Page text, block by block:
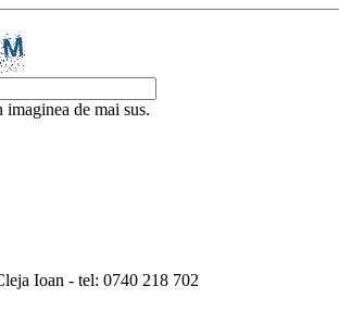
de mai sus.
Ioan - tel: 0740 218 702